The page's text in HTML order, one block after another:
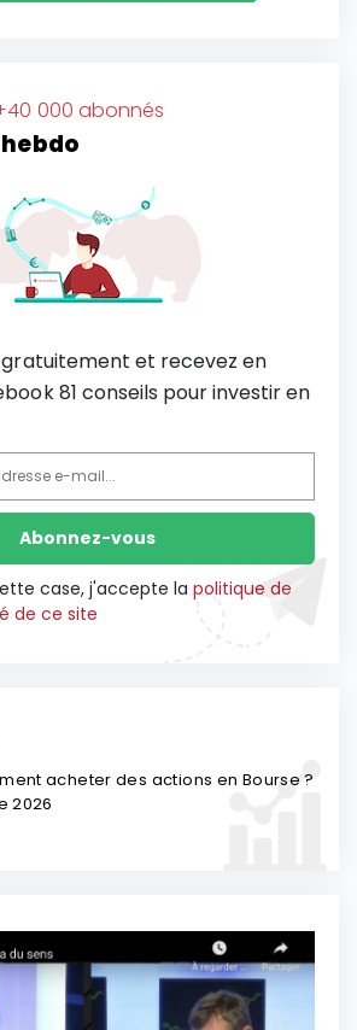
000 abonnés
et recevez en
81 conseils pour investir en
case, j'accepte la politique de
de ce site
acheter des actions en Bourse ?
2026